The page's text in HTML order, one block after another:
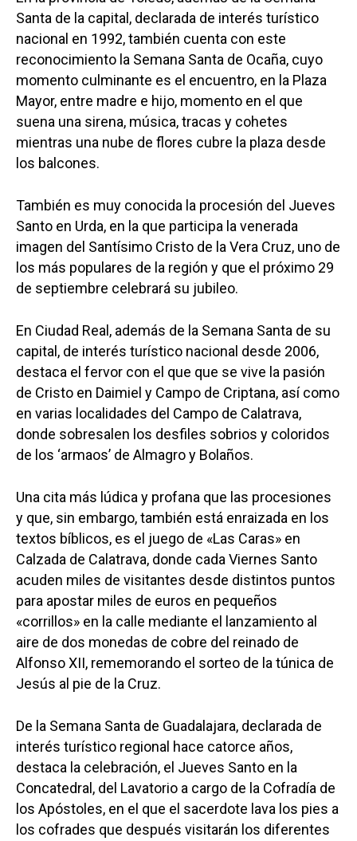
Santa de la capital, declarada de interés turístico
nacional en 1992, también cuenta con este
reconocimiento la Semana Santa de Ocaña, cuyo
momento culminante es el encuentro, en la Plaza
Mayor, entre madre e hijo, momento en el que
suena una sirena, música, tracas y cohetes
mientras una nube de flores cubre la plaza desde
los balcones.
También es muy conocida la procesión del Jueves
Santo en Urda, en la que participa la venerada
imagen del Santísimo Cristo de la Vera Cruz, uno de
los más populares de la región y que el próximo 29
de septiembre celebrará su jubileo.
En Ciudad Real, además de la Semana Santa de su
capital, de interés turístico nacional desde 2006,
destaca el fervor con el que que se vive la pasión
de Cristo en Daimiel y Campo de Criptana, así como
en varias localidades del Campo de Calatrava,
donde sobresalen los desfiles sobrios y coloridos
de los ‘armaos’ de Almagro y Bolaños.
Una cita más lúdica y profana que las procesiones
y que, sin embargo, también está enraizada en los
textos bíblicos, es el juego de «Las Caras» en
Calzada de Calatrava, donde cada Viernes Santo
acuden miles de visitantes desde distintos puntos
para apostar miles de euros en pequeños
«corrillos» en la calle mediante el lanzamiento al
aire de dos monedas de cobre del reinado de
Alfonso XII, rememorando el sorteo de la túnica de
Jesús al pie de la Cruz.
De la Semana Santa de Guadalajara, declarada de
interés turístico regional hace catorce años,
destaca la celebración, el Jueves Santo en la
Concatedral, del Lavatorio a cargo de la Cofradía de
los Apóstoles, en el que el sacerdote lava los pies a
los cofrades que después visitarán los diferentes